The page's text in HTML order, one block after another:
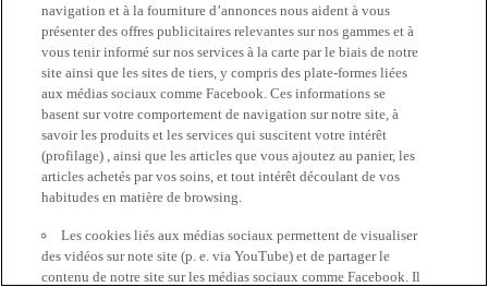
navigation et à la fourniture d’annonces nous aident à vous
présenter des offres publicitaires relevantes sur nos gammes et à
vous tenir informé sur nos services à la carte par le biais de notre
site ainsi que les sites de tiers, y compris des plate-formes liées
aux médias sociaux comme Facebook. Ces informations se
basent sur votre comportement de navigation sur notre site, à
savoir les produits et les services qui suscitent votre intérêt
(profilage) , ainsi que les articles que vous ajoutez au panier, les
articles achetés par vos soins, et tout intérêt découlant de vos
habitudes en matière de browsing.
Les cookies liés aux médias sociaux permettent de visualiser
des vidéos sur note site (p. e. via YouTube) et de partager le
contenu de notre site sur les médias sociaux comme Facebook. Il